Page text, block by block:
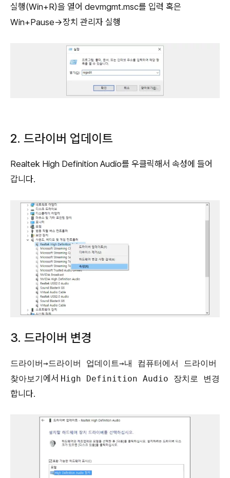
실행(Win+R)을 열어 devmgmt.msc를 입력 혹은
Win+Pause→장치 관리자 실행
2. 드라이버 업데이트
Realtek High Definition Audio를 우클릭해서 속성에 들어
갑니다.
3. 드라이버 변경
드라이버→드라이버 업데이트→내 컴퓨터에서 드라이버
찾아보기에서 High Definition Audio 장치로 변경
합니다.